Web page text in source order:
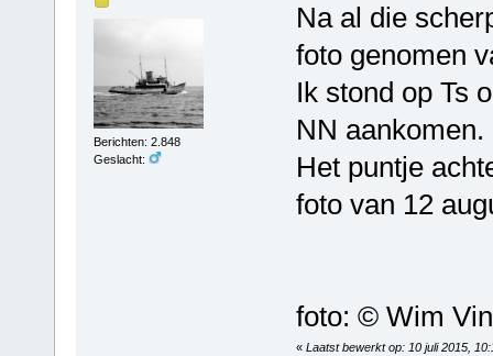
Berichten: 2.848
Geslacht:
Na al die
foto genomen
Ik stond op Ts
NN aankomen.
Het puntje
foto van 12
foto: © Wim
« Laatst bewerkt op: 10 juli 2015,